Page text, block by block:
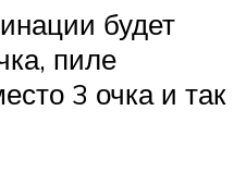
будет
пиле
3 очка и так